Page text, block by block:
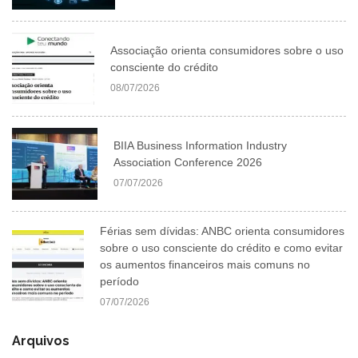
Associação orienta consumidores sobre o uso
consciente do crédito
08/07/2026
BIIA Business Information Industry
Association Conference 2026
07/07/2026
Férias sem dívidas: ANBC orienta consumidores
sobre o uso consciente do crédito e como evitar
os aumentos financeiros mais comuns no
período
07/07/2026
Arquivos